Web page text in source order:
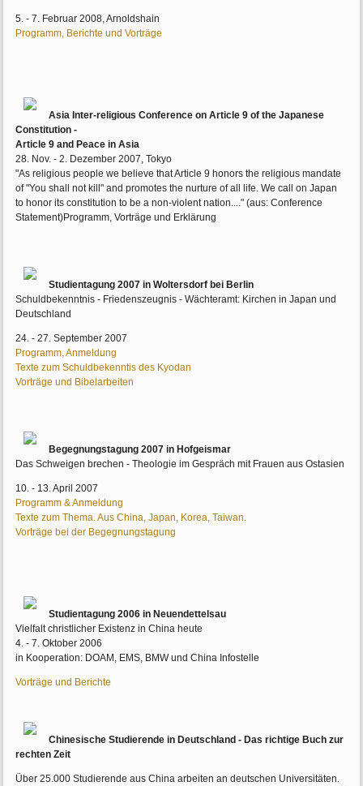
5. - 7. Februar 2008, Arnoldshain
Programm, Berichte und Vorträge
Asia Inter-religious Conference on Article 9 of the Japanese
Constitution -
Article 9 and Peace in Asia
28. Nov. - 2. Dezember 2007, Tokyo
"As religious people we believe that Article 9 honors the religious mandate
of "You shall not kill" and promotes the nurture of all life. We call on Japan
to honor its constitution to be a non-violent nation...." (aus: Conference
Statement)Programm, Vorträge und Erklärung
Studientagung 2007 in Woltersdorf bei Berlin
Schuldbekenntnis - Friedenszeugnis - Wächteramt: Kirchen in Japan und
Deutschland
24. - 27. September 2007
Programm, Anmeldung
Texte zum Schuldbekenntis des Kyodan
Vorträge und Bibelarbeiten
Begegnungstagung 2007 in Hofgeismar
Das Schweigen brechen - Theologie im Gespräch mit Frauen aus Ostasien
10. - 13. April 2007
Programm & Anmeldung
Texte zum Thema. Aus China, Japan, Korea, Taiwan.
Vorträge bei der Begegnungstagung
Studientagung 2006 in Neuendettelsau
Vielfalt christlicher Existenz in China heute
4. - 7. Oktober 2006
in Kooperation: DOAM, EMS, BMW und China Infostelle
Vorträge und Berichte
Chinesische Studierende in Deutschland - Das richtige Buch zur
rechten Zeit
Über 25.000 Studierende aus China arbeiten an deutschen Universitäten.